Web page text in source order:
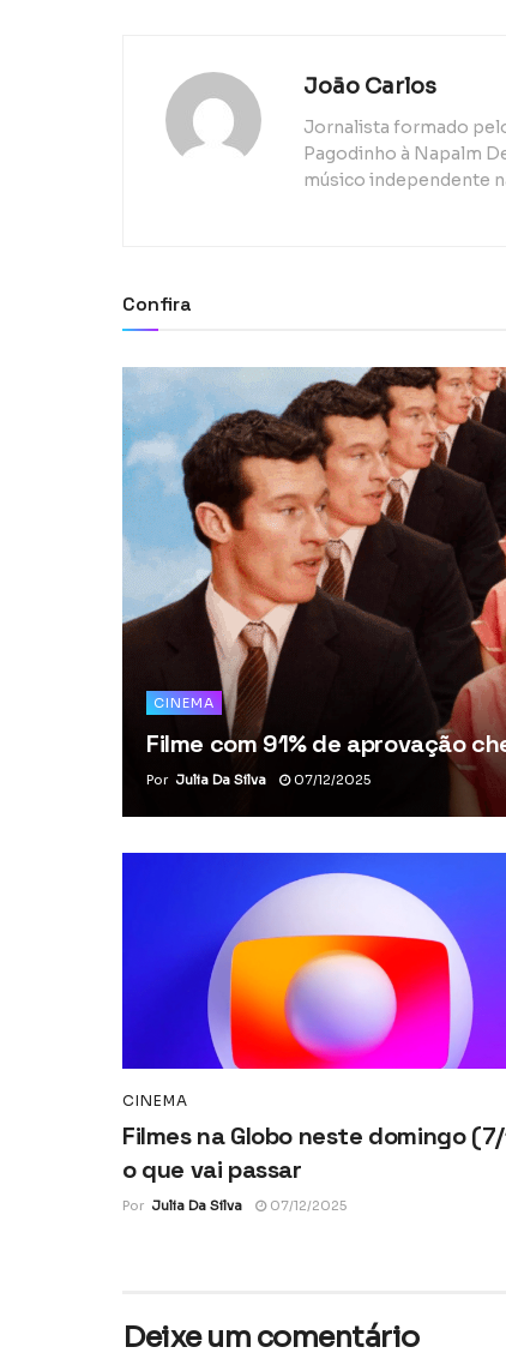
João Carlos
Jornalista formado
Pagodinho à Napalm
músico independente
Confira
CINEMA
Filme com 91% de aprovação
Por Julia Da Silva 07/12/2025
CINEMA
Filmes na Globo neste domingo
o que vai passar
Por Julia Da Silva 07/12/2025
Deixe um comentário